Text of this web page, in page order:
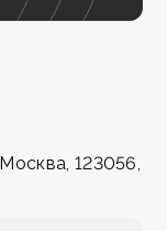
123056,